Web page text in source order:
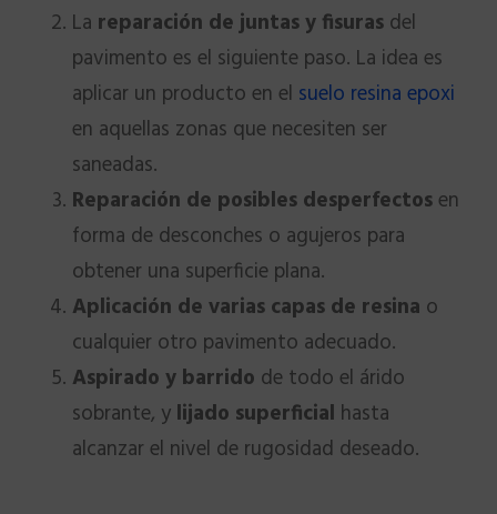
La reparación de juntas y fisuras del
pavimento es el siguiente paso. La idea es
aplicar un producto en el suelo resina epoxi
en aquellas zonas que necesiten ser
saneadas.
Reparación de posibles desperfectos en
forma de desconches o agujeros para
obtener una superficie plana.
Aplicación de varias capas de resina o
cualquier otro pavimento adecuado.
Aspirado y barrido de todo el árido
sobrante, y lijado superficial hasta
alcanzar el nivel de rugosidad deseado.